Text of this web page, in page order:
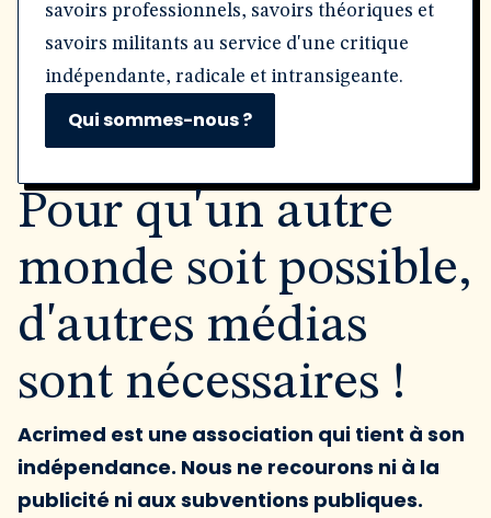
savoirs professionnels, savoirs théoriques et
savoirs militants au service d'une critique
indépendante, radicale et intransigeante.
Qui sommes-nous ?
Pour qu'un autre
monde soit possible,
d'autres médias
sont nécessaires !
Acrimed est une association qui tient à son
indépendance. Nous ne recourons ni à la
publicité ni aux subventions publiques.